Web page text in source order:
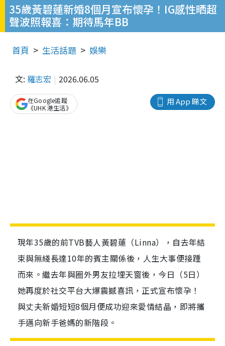
35歲黃碧蓮新婚8個月宣布懷孕！IG感性晒超
聲波照報喜：期待馬年BB
首頁 生活話題 娛樂
文: 羅志宏 2026.06.05
用 App 睇文
在Google追蹤
《UHK 港生活》
現年35歲的前TVB藝人黃碧蓮（Linna），自去年結
束與無綫長達10年的賓主關係後，人生大事便接踵
而來。繼去年與圈外男友拉埋天窗後，今日（5日）
她再度於社交平台大爆震撼喜訊，正式宣布懷孕！
與丈夫新婚短短8個月便成功迎來愛情結晶，即將攜
手邁向新手爸媽的新階段。